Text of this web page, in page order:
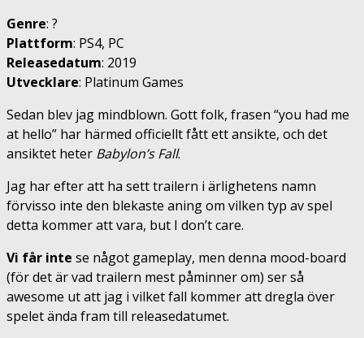
Genre: ?
Plattform: PS4, PC
Releasedatum: 2019
Utvecklare: Platinum Games
Sedan blev jag mindblown. Gott folk, frasen “you had me
at hello” har härmed officiellt fått ett ansikte, och det
ansiktet heter Babylon’s Fall.
Jag har efter att ha sett trailern i ärlighetens namn
förvisso inte den blekaste aning om vilken typ av spel
detta kommer att vara, but I don’t care.
Vi får inte se något gameplay, men denna mood-board
(för det är vad trailern mest påminner om) ser så
awesome ut att jag i vilket fall kommer att dregla över
spelet ända fram till releasedatumet.